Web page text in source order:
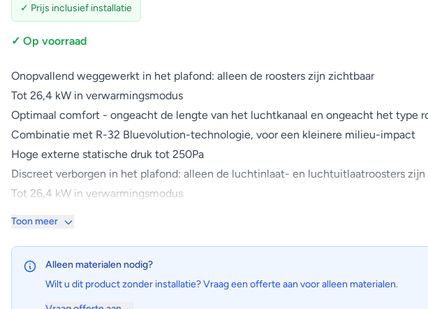
✓ Prijs inclusief installatie
✓ Op voorraad
Onopvallend weggewerkt in het plafond: alleen de roosters zijn zichtbaar
Tot 26,4 kW in verwarmingsmodus
Optimaal comfort - ongeacht de lengte van het luchtkanaal en ongeacht het type
Combinatie met R-32 Bluevolution-technologie, voor een kleinere milieu-impact
Hoge externe statische druk tot 250Pa
Discreet verborgen in het plafond: alleen de luchtinlaat- en luchtuitlaatroosters zijn
Tot 26,4 kW in verwarmingsmodus
Dezelfde binnenunit voor R-32 en R-410A
Combinatie met R-32 Bluevolution-technologie, voor een 68% kleinere milieu-
energierendement) en een tot wel 16% kleinere koudemiddelvulling.
Toon meer
Alleen materialen nodig?
Wilt u dit product zonder installatie? Vraag een offerte aan voor alleen materialen.